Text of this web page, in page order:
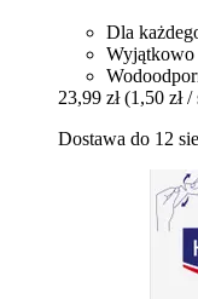
Dla
Wyjątkowo
23,99 zł (1,50 zł /
Dostawa do 12